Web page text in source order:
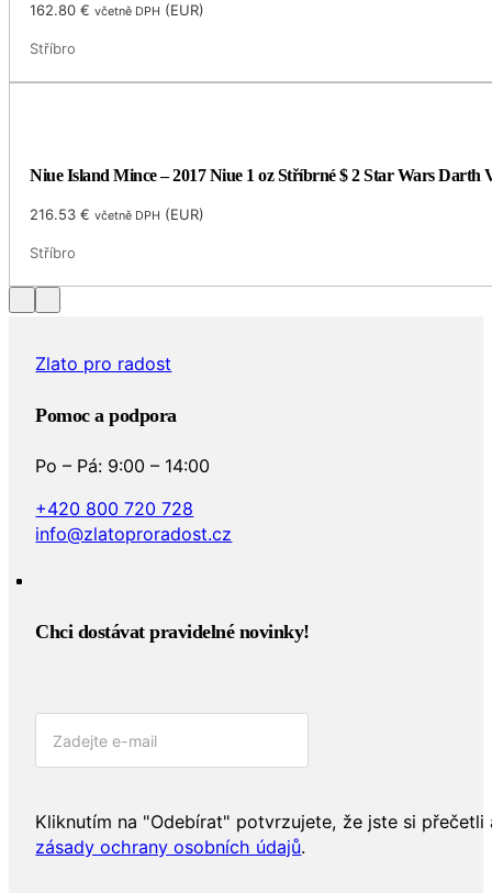
162.80€ včetně DPH (EUR)
Stříbro
Niue Island Mince – 2017 Niue 1 oz Stříbrné $ 2 Star Wars Darth
216.53€ včetně DPH (EUR)
Stříbro
Zlato pro radost
Pomoc a podpora
Po – Pá: 9:00 – 14:00
+420 800 720 728
info@zlatoproradost.cz
Chci dostávat pravidelné novinky!​
Kliknutím na "Odebírat" potvrzujete, že jste si přečetli
zásady ochrany osobních údajů.